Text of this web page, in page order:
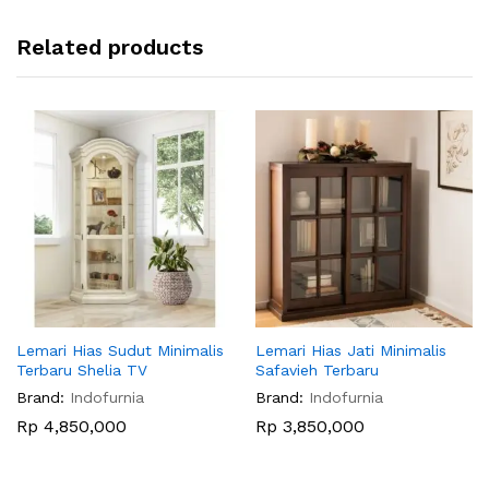
Related products
Lemari Hias Sudut Minimalis
Terbaru Shelia TV
Brand: Indofurnia
Rp 4,850,000
Lemari Hias Jati Minimalis
Safavieh Terbaru
Brand: Indofurnia
Rp 3,850,000